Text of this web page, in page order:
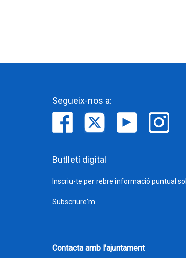
Segueix-nos a:
Butlletí digital
Inscriu-te per rebre informació puntual
Subscriure'm
Contacta amb l'ajuntament